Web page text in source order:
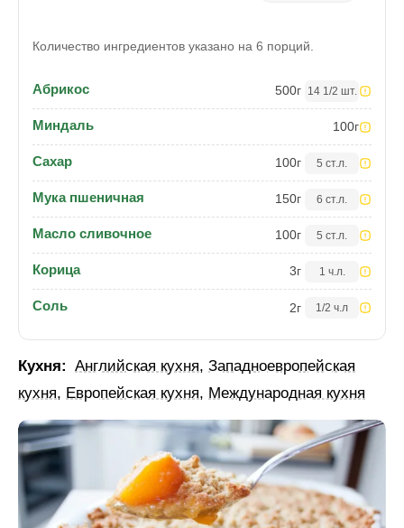
Количество ингредиентов указано на 6 порций.
Абрикос 500г 14 1/2 шт.
Миндаль 100г
Сахар 100г 5 ст.л.
Мука пшеничная 150г 6 ст.л.
Масло сливочное 100г 5 ст.л.
Корица 3г 1 ч.л.
Соль 2г 1/2 ч.л
Кухня: Английская кухня, Западноевропейская
кухня, Европейская кухня, Международная кухня